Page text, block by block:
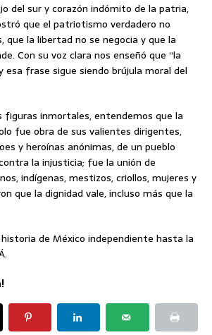
del sur y corazón indómito de la patria,
que el patriotismo verdadero no
que la libertad no se negocia y que la
Con su voz clara nos enseñó que “la
esa frase sigue siendo brújula moral del
figuras inmortales, entendemos que la
fue obra de sus valientes dirigentes,
y heroínas anónimas, de un pueblo
la injusticia; fue la unión de
indígenas, mestizos, criollos, mujeres y
que la dignidad vale, incluso más que la
de México independiente hasta la